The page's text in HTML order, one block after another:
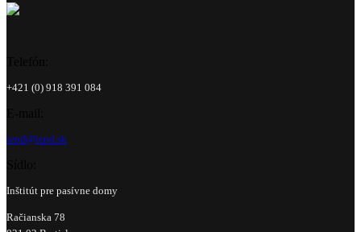
+421 (0) 918 391 084
iepd@iepd.sk
Inštitút pre pasívne domy
Račianska 78